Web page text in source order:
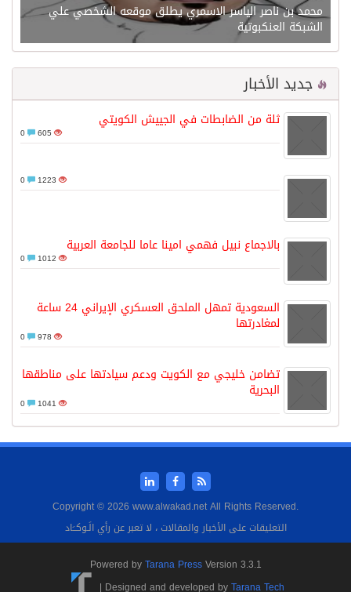
محمد بن ناصر الياسر الاسمري يطلق موقعه الشخصي علي
الشبكة العنكبوتية
جديد الأخبار
ثلة من الضابطات في الجييش الكويتي
605
1223
بالاجماع نبيل فهمي امينا عاما للجامعة العربية
1012
السعودية تمهل الملحق العسكري الإيراني 24 ساعة
لمغادرتها
978
تضامن خليجي مع الكويت ودعم سيادتها على مناطقها
البحرية
1041
Copyright © 2026 www.alwakad.net All Rights Reserved.
التعليقات على الأخبار والمقالات ، لا تعبر عن رأي الَـوكــَاد
Powered byTarana PressVersion 3.3.1
Designed and developed byTarana Tech
|